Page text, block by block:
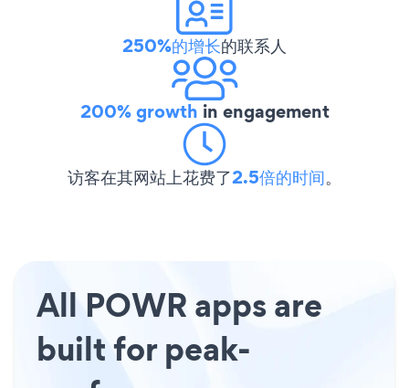
250%的增长的联系人
200% growth in engagement
访客在其网站上花费了2.5倍的时间。
All POWR apps are
built for peak-